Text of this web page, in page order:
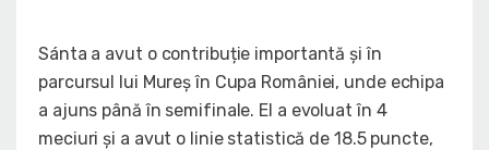
Sánta a avut o contribuție importantă și în
parcursul lui Mureș în Cupa României, unde echipa
a ajuns până în semifinale. El a evoluat în 4
meciuri și a avut o linie statistică de 18.5 puncte,